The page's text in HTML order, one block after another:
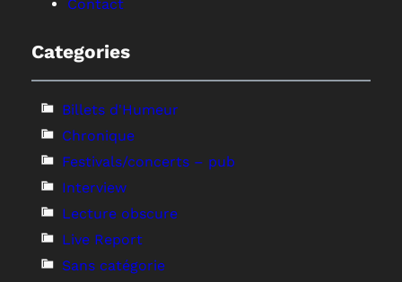
Contact
Categories
Billets d'Humeur
Chronique
Festivals/concerts – pub
Interview
Lecture obscure
Live Report
Sans catégorie